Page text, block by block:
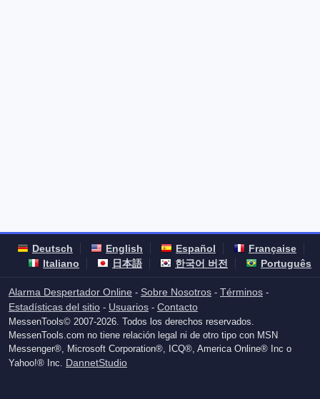
Deutsch English Español
Française
Italiano
日本語 한국어 버전 Português
Alarma Despertador Online - Sobre Nosotros - Términos -
Estadísticas del sitio - Usuarios - Contacto
MessenTools© 2007-2026. Todos los derechos reservados.
MessenTools.com no tiene relación legal ni de otro tipo con MSN
Messenger®, Microsoft Corporation®, ICQ®, America Online® Inc o
Yahoo!® Inc. DannetStudio